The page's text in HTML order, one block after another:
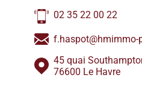
02 35 22 00 22
f.haspot@hmimmo-
45 quai
76600 Le Havre